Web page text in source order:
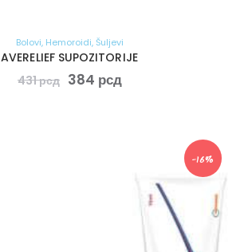
Bolovi, Hemoroidi,Šuljevi
AVERELIEF SUPOZITORIJE
431рсд 384 рсд
-16%